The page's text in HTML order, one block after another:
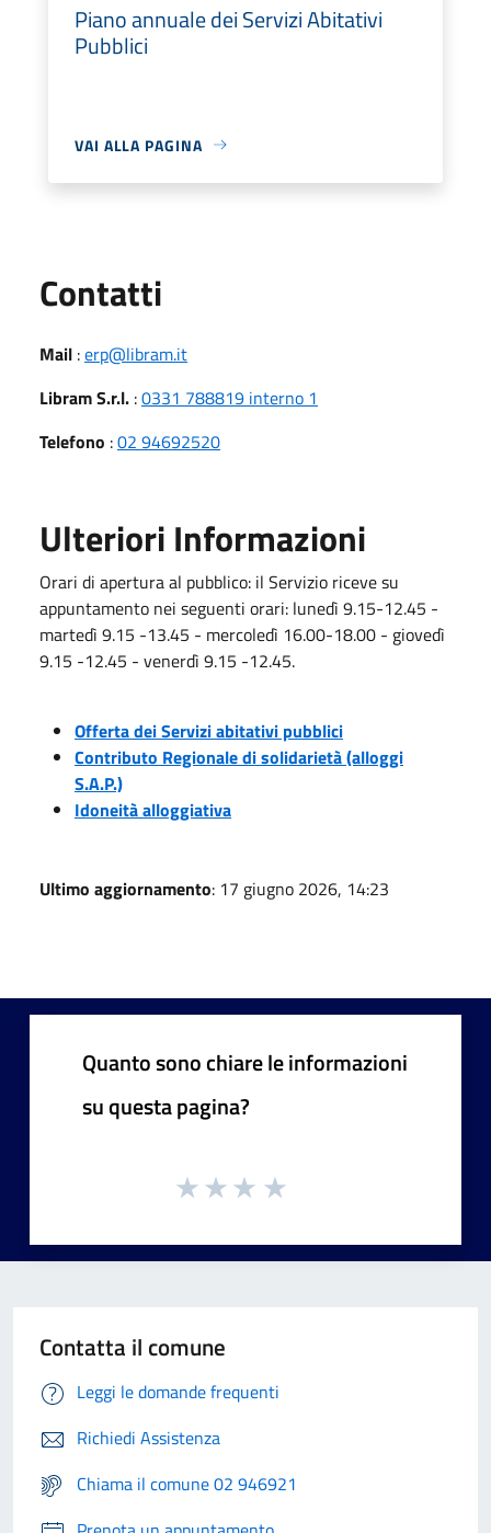
Piano annuale dei Servizi Abitativi
Pubblici
VAI ALLA PAGINA
Contatti
Mail :erp@libram.it
Libram S.r.l. :0331 788819 interno 1
Telefono :02 94692520
Ulteriori Informazioni
Orari di apertura al pubblico: il Servizio riceve su
appuntamento nei seguenti orari: lunedì 9.15-12.45 -
martedì 9.15 -13.45 - mercoledì 16.00-18.00 - giovedì
9.15 -12.45 - venerdì 9.15 -12.45.
Offerta dei Servizi abitativi pubblici
Contributo Regionale di solidarietà (alloggi
S.A.P.)
Idoneità alloggiativa
Ultimo aggiornamento: 17 giugno 2026, 14:23
Quanto sono chiare le informazioni
su questa pagina?
Contatta il comune
Leggi le domande frequenti
Richiedi Assistenza
Chiama il comune 02 946921